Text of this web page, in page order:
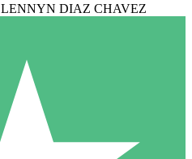
LENNYN DIAZ CHAVEZ